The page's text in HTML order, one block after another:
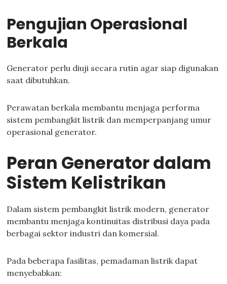
Pengujian Operasional
Berkala
Generator perlu diuji secara rutin agar siap digunakan
saat dibutuhkan.
Perawatan berkala membantu menjaga performa
sistem pembangkit listrik dan memperpanjang umur
operasional generator.
Peran Generator dalam
Sistem Kelistrikan
Dalam sistem pembangkit listrik modern, generator
membantu menjaga kontinuitas distribusi daya pada
berbagai sektor industri dan komersial.
Pada beberapa fasilitas, pemadaman listrik dapat
menyebabkan: